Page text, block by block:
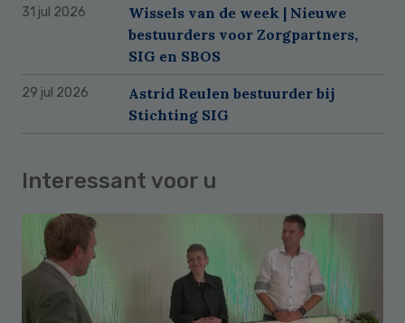
31 jul 2026
Wissels van de week | Nieuwe
bestuurders voor Zorgpartners,
SIG en SBOS
29 jul 2026
Astrid Reulen bestuurder bij
Stichting SIG
Interessant voor u